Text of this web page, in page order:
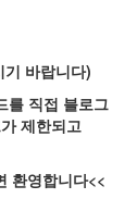
바랍니다)
를 직접 블로그
제한되고
환영합니다<<